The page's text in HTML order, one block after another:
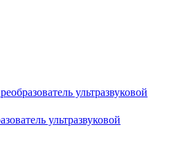
ультразвуковой